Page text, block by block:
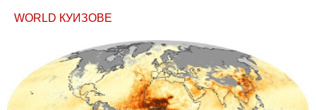
WORLD КУИЗОВЕ